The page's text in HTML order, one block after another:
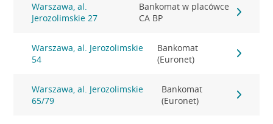
Warszawa, al.
Jerozolimskie 27
Bankomat w placówce
CA BP
Warszawa, al. Jerozolimskie
54
Bankomat
(Euronet)
Warszawa, al. Jerozolimskie
65/79
Bankomat
(Euronet)